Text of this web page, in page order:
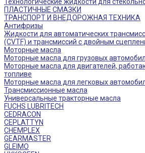
ПЛАСТИЧНЫЕ СМАЗКИ
ТРАНСПОРТ И ВНЕДОРОЖНАЯ ТЕХНИКА
Антифризы
Жидкости для автоматических
(CVTF) и трансмиссий с двойным
Моторные масла
Моторные масла для грузовых
Моторные масла для двигателей,
топливе
Моторные масла для легковых
Трансмиссионные масла
Универсальные тракторные масла
FUCHS LUBRITECH
CEDRACON
CEPLATTYN
CHEMPLEX
GEARMASTER
GLEIMO